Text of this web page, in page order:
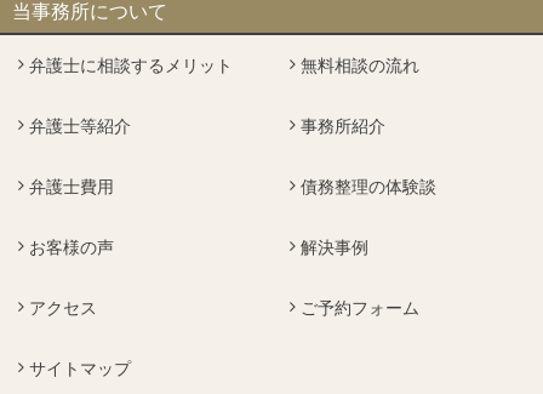
当事務所について
弁護士に相談するメリット 無料相談の流れ
弁護士等紹介 事務所紹介
弁護士費用 債務整理の体験談
お客様の声 解決事例
アクセス ご予約フォーム
サイトマップ